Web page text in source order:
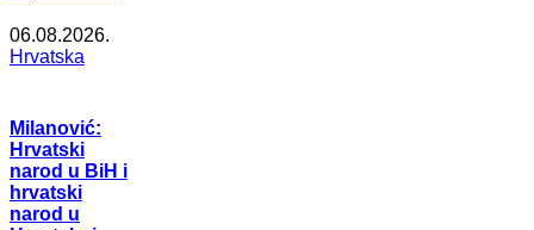
06.08.2026.
Hrvatska
Milanović:
Hrvatski
narod u BiH i
hrvatski
narod u